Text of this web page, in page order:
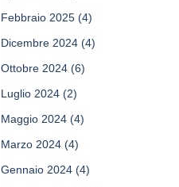
Febbraio 2025 (4)
Dicembre 2024 (4)
Ottobre 2024 (6)
Luglio 2024 (2)
Maggio 2024 (4)
Marzo 2024 (4)
Gennaio 2024 (4)